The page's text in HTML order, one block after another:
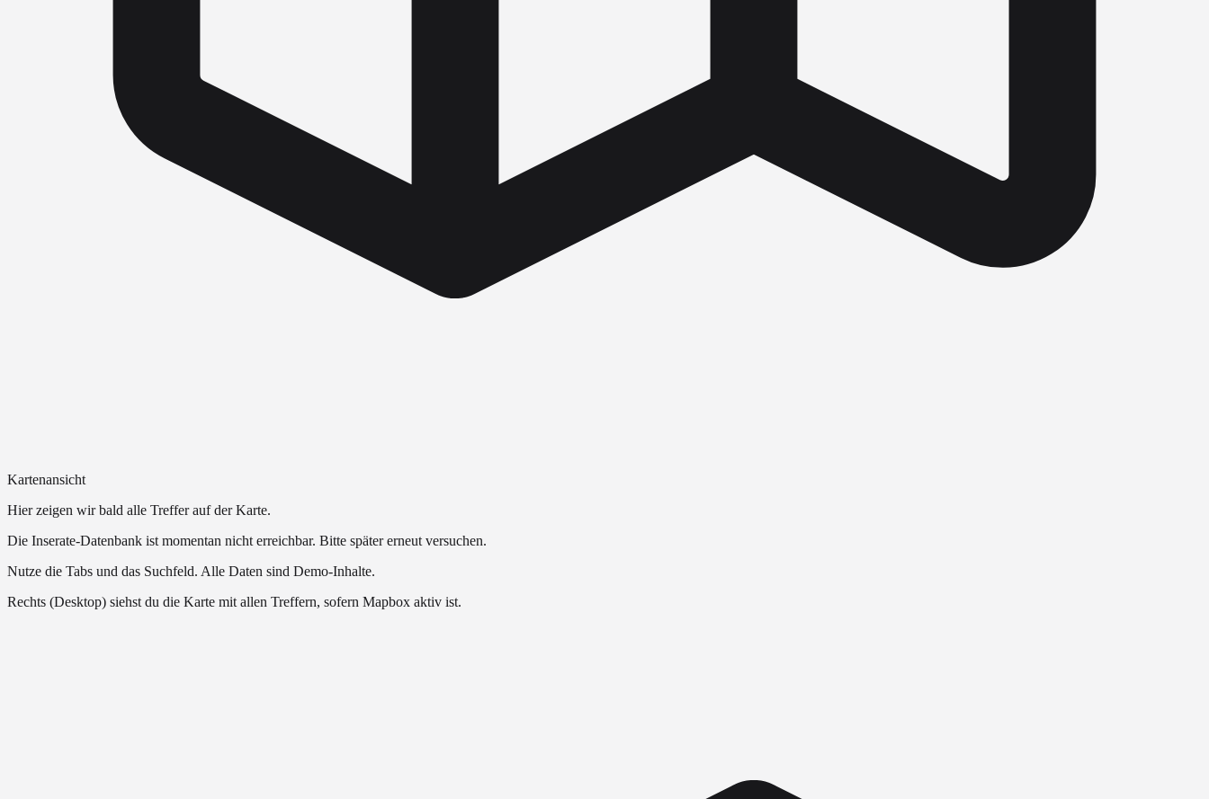
Kartenansicht
Hier zeigen wir bald alle Treffer auf der Karte.
Die Inserate-Datenbank ist momentan nicht erreichbar. Bitte später erneut versuchen.
Nutze die Tabs und das Suchfeld. Alle Daten sind Demo-Inhalte.
Rechts (Desktop) siehst du die Karte mit allen Treffern, sofern Mapbox aktiv ist.